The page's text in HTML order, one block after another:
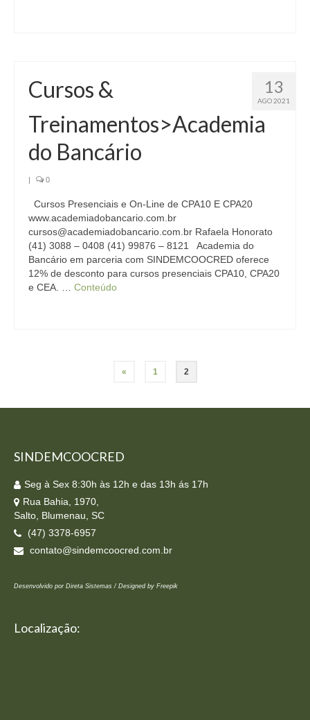
13
AGO 2021
Cursos &
Treinamentos>Academia
do Bancário
| 0
Cursos Presenciais e On-Line de CPA10 E CPA20
www.academiadobancario.com.br
cursos@academiadobancario.com.br Rafaela Honorato
(41) 3088 – 0408 (41) 99876 – 8121 Academia do
Bancário em parceria com SINDEMCOOCRED oferece
12% de desconto para cursos presenciais CPA10, CPA20
e CEA. … Conteúdo
« 1 2
SINDEMCOOCRED
Seg à Sex 8:30h às 12h e das 13h ás 17h
Rua Bahia, 1970,
Salto, Blumenau, SC
(47) 3378-6957
contato@sindemcoocred.com.br
Desenvolvido por Direta Sistemas / Designed by Freepik
Localização: